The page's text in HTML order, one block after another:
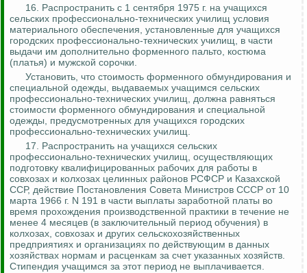
16. Распространить с 1 сентября 1975 г. на учащихся
сельских профессионально-технических училищ условия
материального обеспечения, установленные для учащихся
городских профессионально-технических училищ, в части
выдачи им дополнительно форменного пальто, костюма
(платья) и мужской сорочки.
Установить, что стоимость форменного обмундирования и
специальной одежды, выдаваемых учащимся сельских
профессионально-технических училищ, должна равняться
стоимости форменного обмундирования и специальной
одежды, предусмотренных для учащихся городских
профессионально-технических училищ.
17. Распространить на учащихся сельских
профессионально-технических училищ, осуществляющих
подготовку квалифицированных рабочих для работы в
совхозах и колхозах целинных районов РСФСР и Казахской
ССР, действие Постановления Совета Министров СССР от 10
марта 1966 г. N 191 в части выплаты заработной платы во
время прохождения производственной практики в течение не
менее 4 месяцев (в заключительный период обучения) в
колхозах, совхозах и других сельскохозяйственных
предприятиях и организациях по действующим в данных
хозяйствах нормам и расценкам за счет указанных хозяйств.
Стипендия учащимся за этот период не выплачивается.